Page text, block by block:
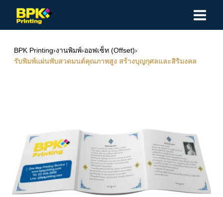
BPK Printing›งานพิมพ์›ออฟเซ็ท (Offset)›
รับพิมพ์แผ่นพับสวดมนต์คุณภาพสูง สร้างบุญกุศลและสิริมงคล